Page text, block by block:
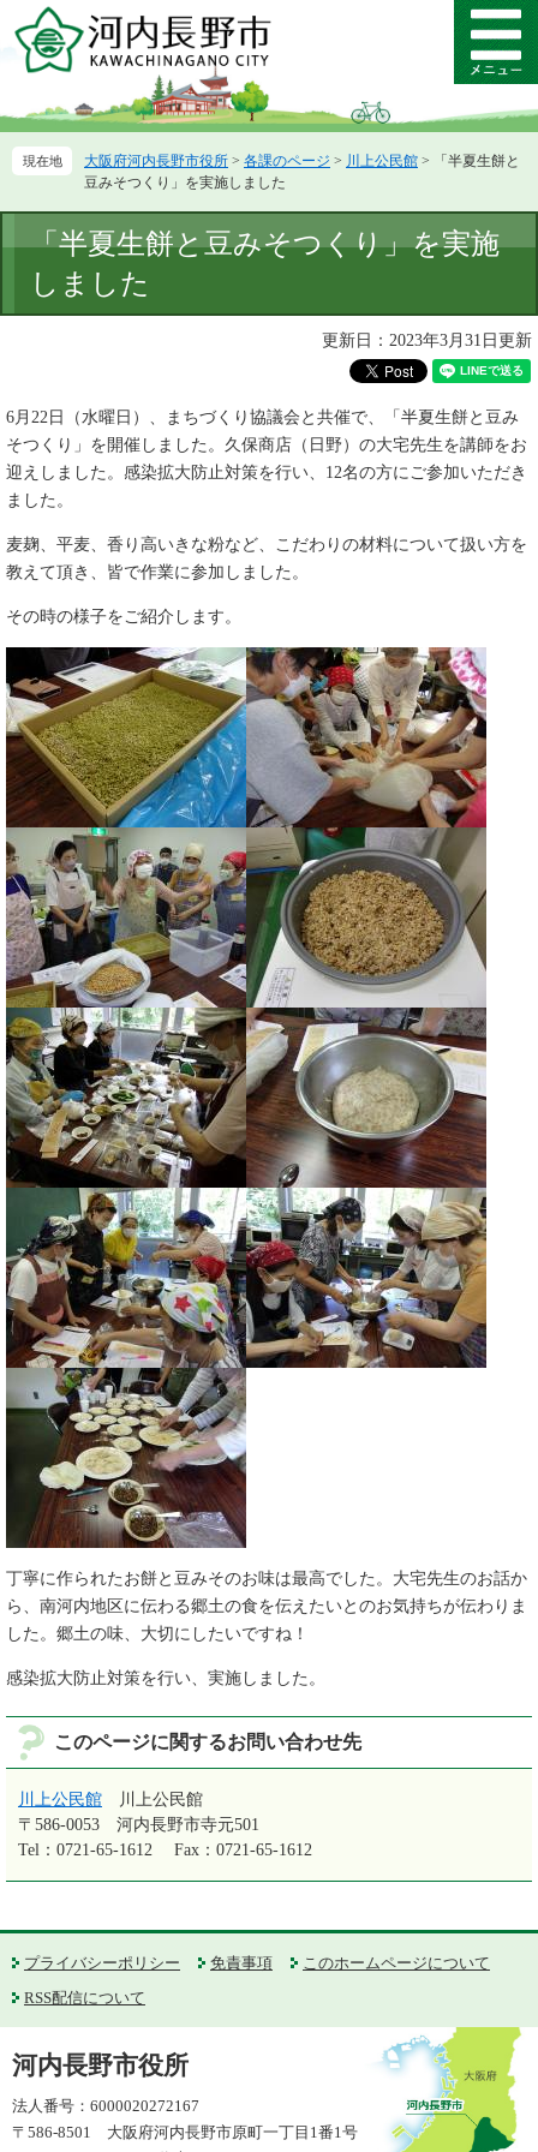
ー
先
ニ
を
て
メ
ニ
ー
大阪府河内長野市役所 > 各課のページ > 川上公民館 >
「半夏生餅と
豆みそつくり」を実施しました
文
「半夏生餅と豆みそつくり」を実施
しました
更新日：2023年3月31日更新
6月22日（水曜日）、まちづくり協議会と共催で、「半夏生餅と豆み
そつくり」を開催しました。久保商店（日野）の大宅先生を講師をお
迎えしました。感染拡大防止対策を行い、12名の方にご参加いただき
ました。
麦麹、平麦、香り高いきな粉など、こだわりの材料について扱い方を
教えて頂き、皆で作業に参加しました。
その時の様子をご紹介します。
丁寧に作られたお餅と豆みそのお味は最高でした。大宅先生のお話か
ら、南河内地区に伝わる郷土の食を伝えたいとのお気持ちが伝わりま
した。郷土の味、大切にしたいですね！
感染拡大防止対策を行い、実施しました。
このページに関するお問い合わせ先
川上公民館
川上公民館
〒586-0053
河内長野市寺元501
Tel：0721-65-1612
Fax：0721-65-1612
プライバシーポリシー 免責事項
このホームページについて
RSS配信について
河内長野市役所
法人番号：6000020272167
〒586-8501 大阪府河内長野市原町一丁目1番1号